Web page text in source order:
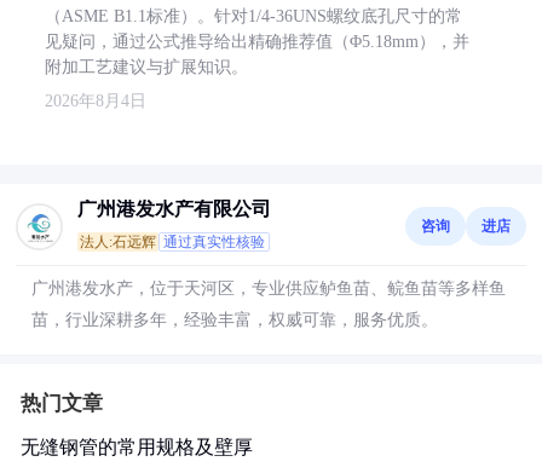
（ASME B1.1标准）。针对1/4-36UNS螺纹底孔尺寸的常
见疑问，通过公式推导给出精确推荐值（Φ5.18mm），并
附加工艺建议与扩展知识。
2026年8月4日
广州港发水产有限公司
法人:石远辉 通过真实性核验
咨询 进店
广州港发水产，位于天河区，专业供应鲈鱼苗、鲩鱼苗等多样鱼
苗，行业深耕多年，经验丰富，权威可靠，服务优质。
热门文章
无缝钢管的常用规格及壁厚